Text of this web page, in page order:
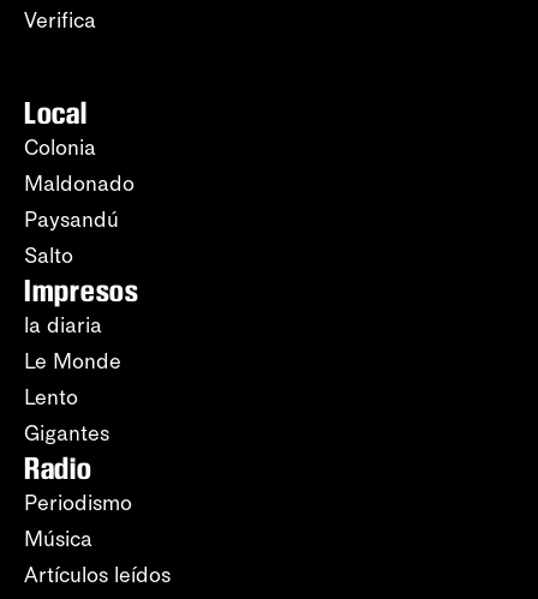
Verifica
Local
Colonia
Maldonado
Paysandú
Salto
Impresos
la diaria
Le Monde
Lento
Gigantes
Radio
Periodismo
Música
Artículos leídos